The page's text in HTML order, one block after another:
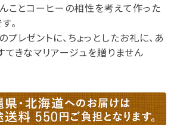
んことコーヒーの相性を考えて作った
。
レゼントに、ちょっとしたお礼に、あ
てきなマリアージュを贈りません